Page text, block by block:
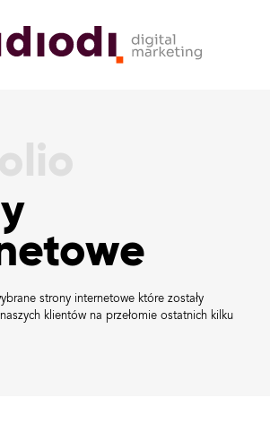
strony internetowe które zostały
klientów na przełomie ostatnich kilku